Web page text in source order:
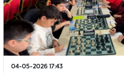
04-05-2026 17:43